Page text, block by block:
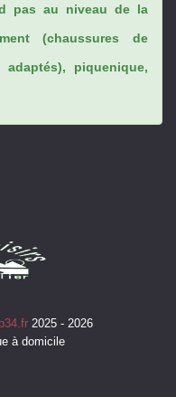
pas au niveau de la
(chaussures de
piquenique,
2025 - 2026
à domicile